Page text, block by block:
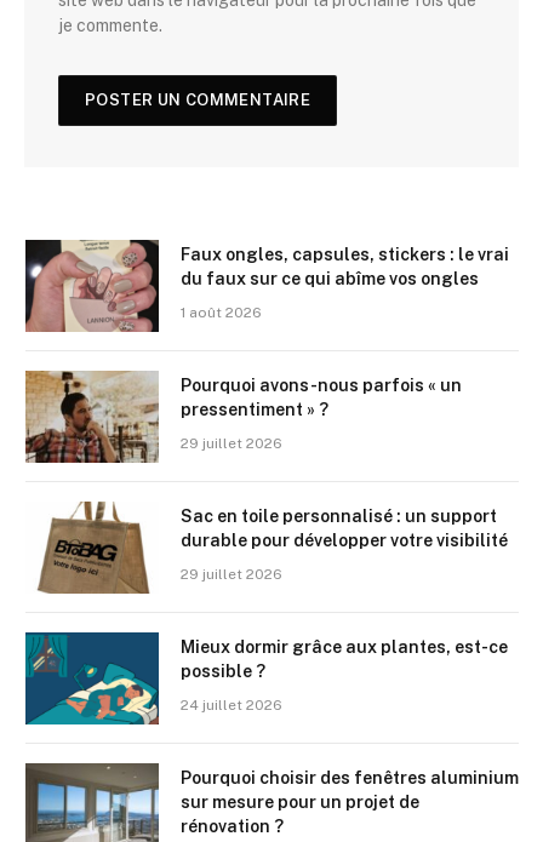
je commente.
Faux ongles, capsules, stickers : le vrai
du faux sur ce qui abîme vos ongles
1 août 2026
Pourquoi avons-nous parfois « un
pressentiment » ?
29 juillet 2026
Sac en toile personnalisé : un support
durable pour développer votre visibilité
29 juillet 2026
Mieux dormir grâce aux plantes, est-ce
possible ?
24 juillet 2026
Pourquoi choisir des fenêtres aluminium
sur mesure pour un projet de
rénovation ?